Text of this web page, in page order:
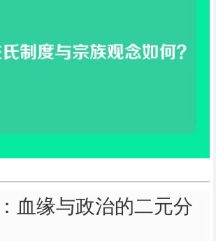
血缘与政治的二元分